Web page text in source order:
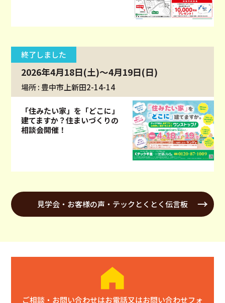
終了しました
2026年4月18日(土)～4月19日(日)
場所 : 豊中市上新田2-14-14
「住みたい家」を「どこに」
建てますか？住まいづくりの
相談会開催！
見学会・お客様の声・テックとくとく伝言板
ご相談・お問い合わせはお電話又はお問い合わせフォ